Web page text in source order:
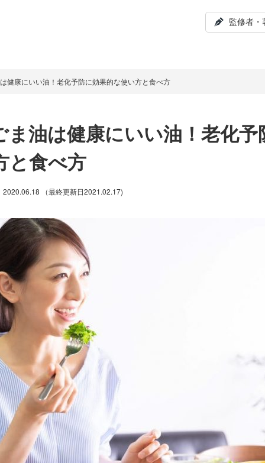
監修者・
健康にいい油！老化予防に効果的な使い方と食べ方
ま油は健康にいい油！老化予
と食べ方
2020.06.18 （最終更新日2021.02.17)